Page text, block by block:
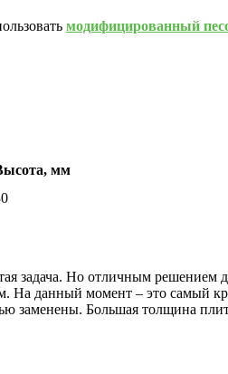
модифицированный
мм
задача. Но отличным
данный момент – это самый
заменены. Большая толщина